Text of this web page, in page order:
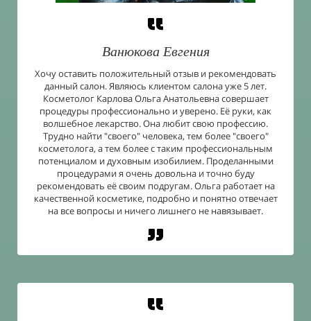
Ванюкова Евгения
Хочу оставить положительный отзыв и рекомендовать
данный салон. Являюсь клиентом салона уже 5 лет.
Косметолог Карлова Ольга Анатольевна совершает
процедуры профессионально и уверено. Её руки, как
волшебное лекарство. Она любит свою профессию.
Трудно найти "своего" человека, тем более "своего"
косметолога, а тем более с таким профессиональным
потенциалом и духовным изобилием. Проделанными
процедурами я очень довольна и точно буду
рекомендовать её своим подругам. Ольга работает на
качественной косметике, подробно и понятно отвечает
на все вопросы и ничего лишнего не навязывает.